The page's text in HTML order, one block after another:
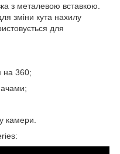
з металевою вставкою.
зміни кута нахилу
для
на 360;
камери.